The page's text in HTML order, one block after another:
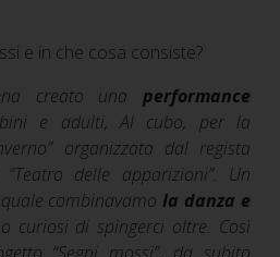
e in che cosa consiste?
creato unaperformance
e adulti, Al cubo, per la
organizzata dal regista
delle apparizioni”. Un
combinavamola danza e
curiosi di spingerci oltre. Così